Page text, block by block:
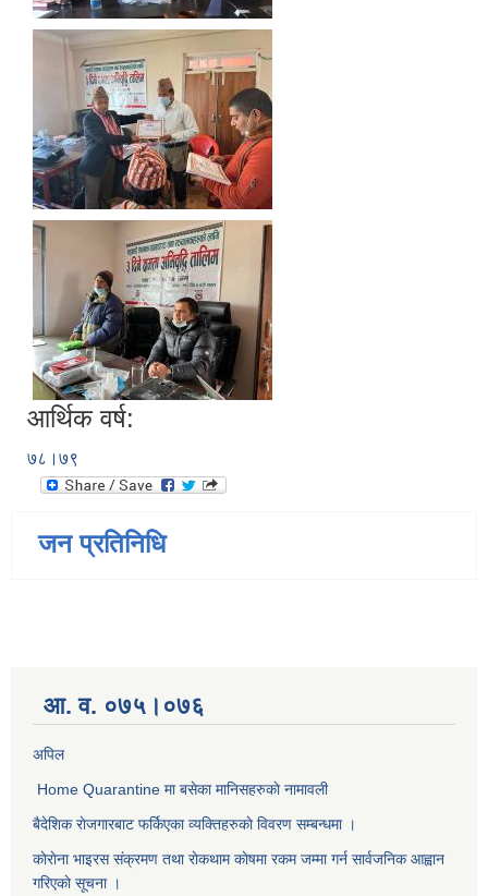
आर्थिक वर्ष:
७८।७९
जन प्रतिनिधि
आ. व. ०७५।०७६
अपिल
Home Quarantine मा बसेका मानिसहरुकाे नामावली
बैदेशिक राेजगारबाट फर्किएका व्यक्तिहरुकाे विवरण सम्बन्धमा ।
काेराेना भाइरस संक्रमण तथा राेकथाम काेषमा रकम जम्मा गर्न सार्वजनिक आह्वान
गरिएकाे सूचना ।